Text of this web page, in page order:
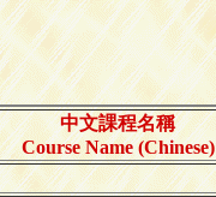
中文課程名稱
Course Name (Chinese)